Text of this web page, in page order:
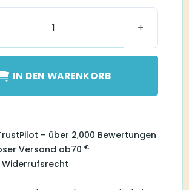
IN DEN WARENKORB
– über 2,000 Bewertungen
Versand ab70 €